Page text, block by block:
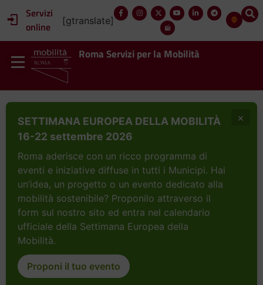
Servizi
online
[gtranslate]
Roma Servizi per la Mobilità
SETTIMANA EUROPEA DELLA MOBILITÀ
16-22 settembre 2026
Roma aderisce con un ricco programma di
eventi e iniziative diffuse in tutti i Municipi. Hai
un’idea, un progetto o un evento dedicato alla
mobilità sostenibile? Proponilo attraverso il
form sul nostro sito ed entra nel calendario
ufficiale della Settimana Europea della
Mobilità.
Proponi il tuo evento
×